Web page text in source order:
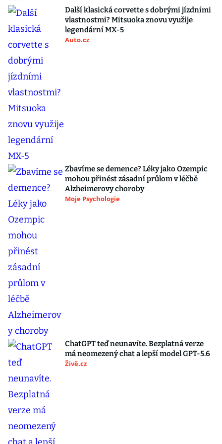
Další klasická corvette s dobrými jízdními
vlastnostmi? Mitsuoka znovu využije
legendární MX-5
Auto.cz
Zbavíme se demence? Léky jako Ozempic
mohou přinést zásadní průlom v léčbě
Alzheimerovy choroby
Moje Psychologie
ChatGPT teď neunavíte. Bezplatná verze
má neomezený chat a lepší model GPT-5.6
Živě.cz